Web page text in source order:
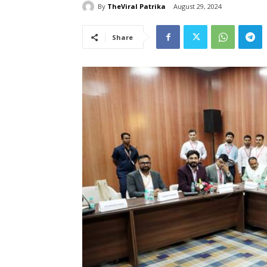
By TheViral Patrika August 29, 2024
Share